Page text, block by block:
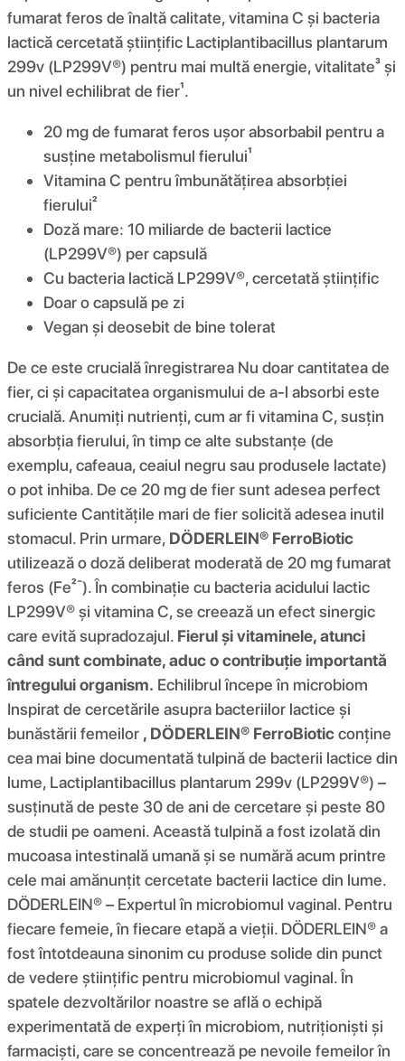
fumarat feros de înaltă calitate, vitamina C și bacteria
lactică cercetată științific Lactiplantibacillus plantarum
299v (LP299V®) pentru mai multă energie, vitalitate³ și
un nivel echilibrat de fier¹.
20 mg de fumarat feros ușor absorbabil pentru a
susține metabolismul fierului¹
Vitamina C pentru îmbunătățirea absorbției
fierului²
Doză mare: 10 miliarde de bacterii lactice
(LP299V®) per capsulă
Cu bacteria lactică LP299V®, cercetată științific
Doar o capsulă pe zi
Vegan și deosebit de bine tolerat
De ce este crucială înregistrarea Nu doar cantitatea de
fier, ci și capacitatea organismului de a-l absorbi este
crucială. Anumiți nutrienți, cum ar fi vitamina C, susțin
absorbția fierului, în timp ce alte substanțe (de
exemplu, cafeaua, ceaiul negru sau produsele lactate)
o pot inhiba. De ce 20 mg de fier sunt adesea perfect
suficiente Cantitățile mari de fier solicită adesea inutil
stomacul. Prin urmare, DÖDERLEIN® FerroBiotic
utilizează o doză deliberat moderată de 20 mg fumarat
feros (Fe²⁻). În combinație cu bacteria acidului lactic
LP299V® și vitamina C, se creează un efect sinergic
care evită supradozajul. Fierul și vitaminele, atunci
când sunt combinate, aduc o contribuție importantă
întregului organism. Echilibrul începe în microbiom
Inspirat de cercetările asupra bacteriilor lactice și
bunăstării femeilor , DÖDERLEIN® FerroBioticconține
cea mai bine documentată tulpină de bacterii lactice din
lume, Lactiplantibacillus plantarum 299v (LP299V®) –
susținută de peste 30 de ani de cercetare și peste 80
de studii pe oameni. Această tulpină a fost izolată din
mucoasa intestinală umană și se numără acum printre
cele mai amănunțit cercetate bacterii lactice din lume.
DÖDERLEIN® – Expertul în microbiomul vaginal. Pentru
fiecare femeie, în fiecare etapă a vieții. DÖDERLEIN® a
fost întotdeauna sinonim cu produse solide din punct
de vedere științific pentru microbiomul vaginal. În
spatele dezvoltărilor noastre se află o echipă
experimentată de experți în microbiom, nutriționiști și
farmaciști, care se concentrează pe nevoile femeilor în